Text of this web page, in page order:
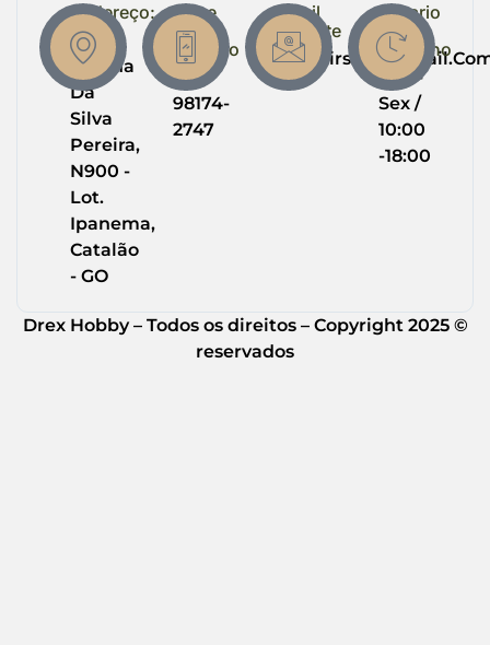
Endereço:
R.
Helena
Da
Silva
Pereira,
N900 -
Lot.
Ipanema,
Catalão
- GO
Entre
em
Contato
(64)
98174-
2747
Email
Suporte
Horario
de
Trabalho
Seg -
Sex /
10:00
-18:00
Drex Hobby – Todos os direitos – Copyright 2025 ©
reservados